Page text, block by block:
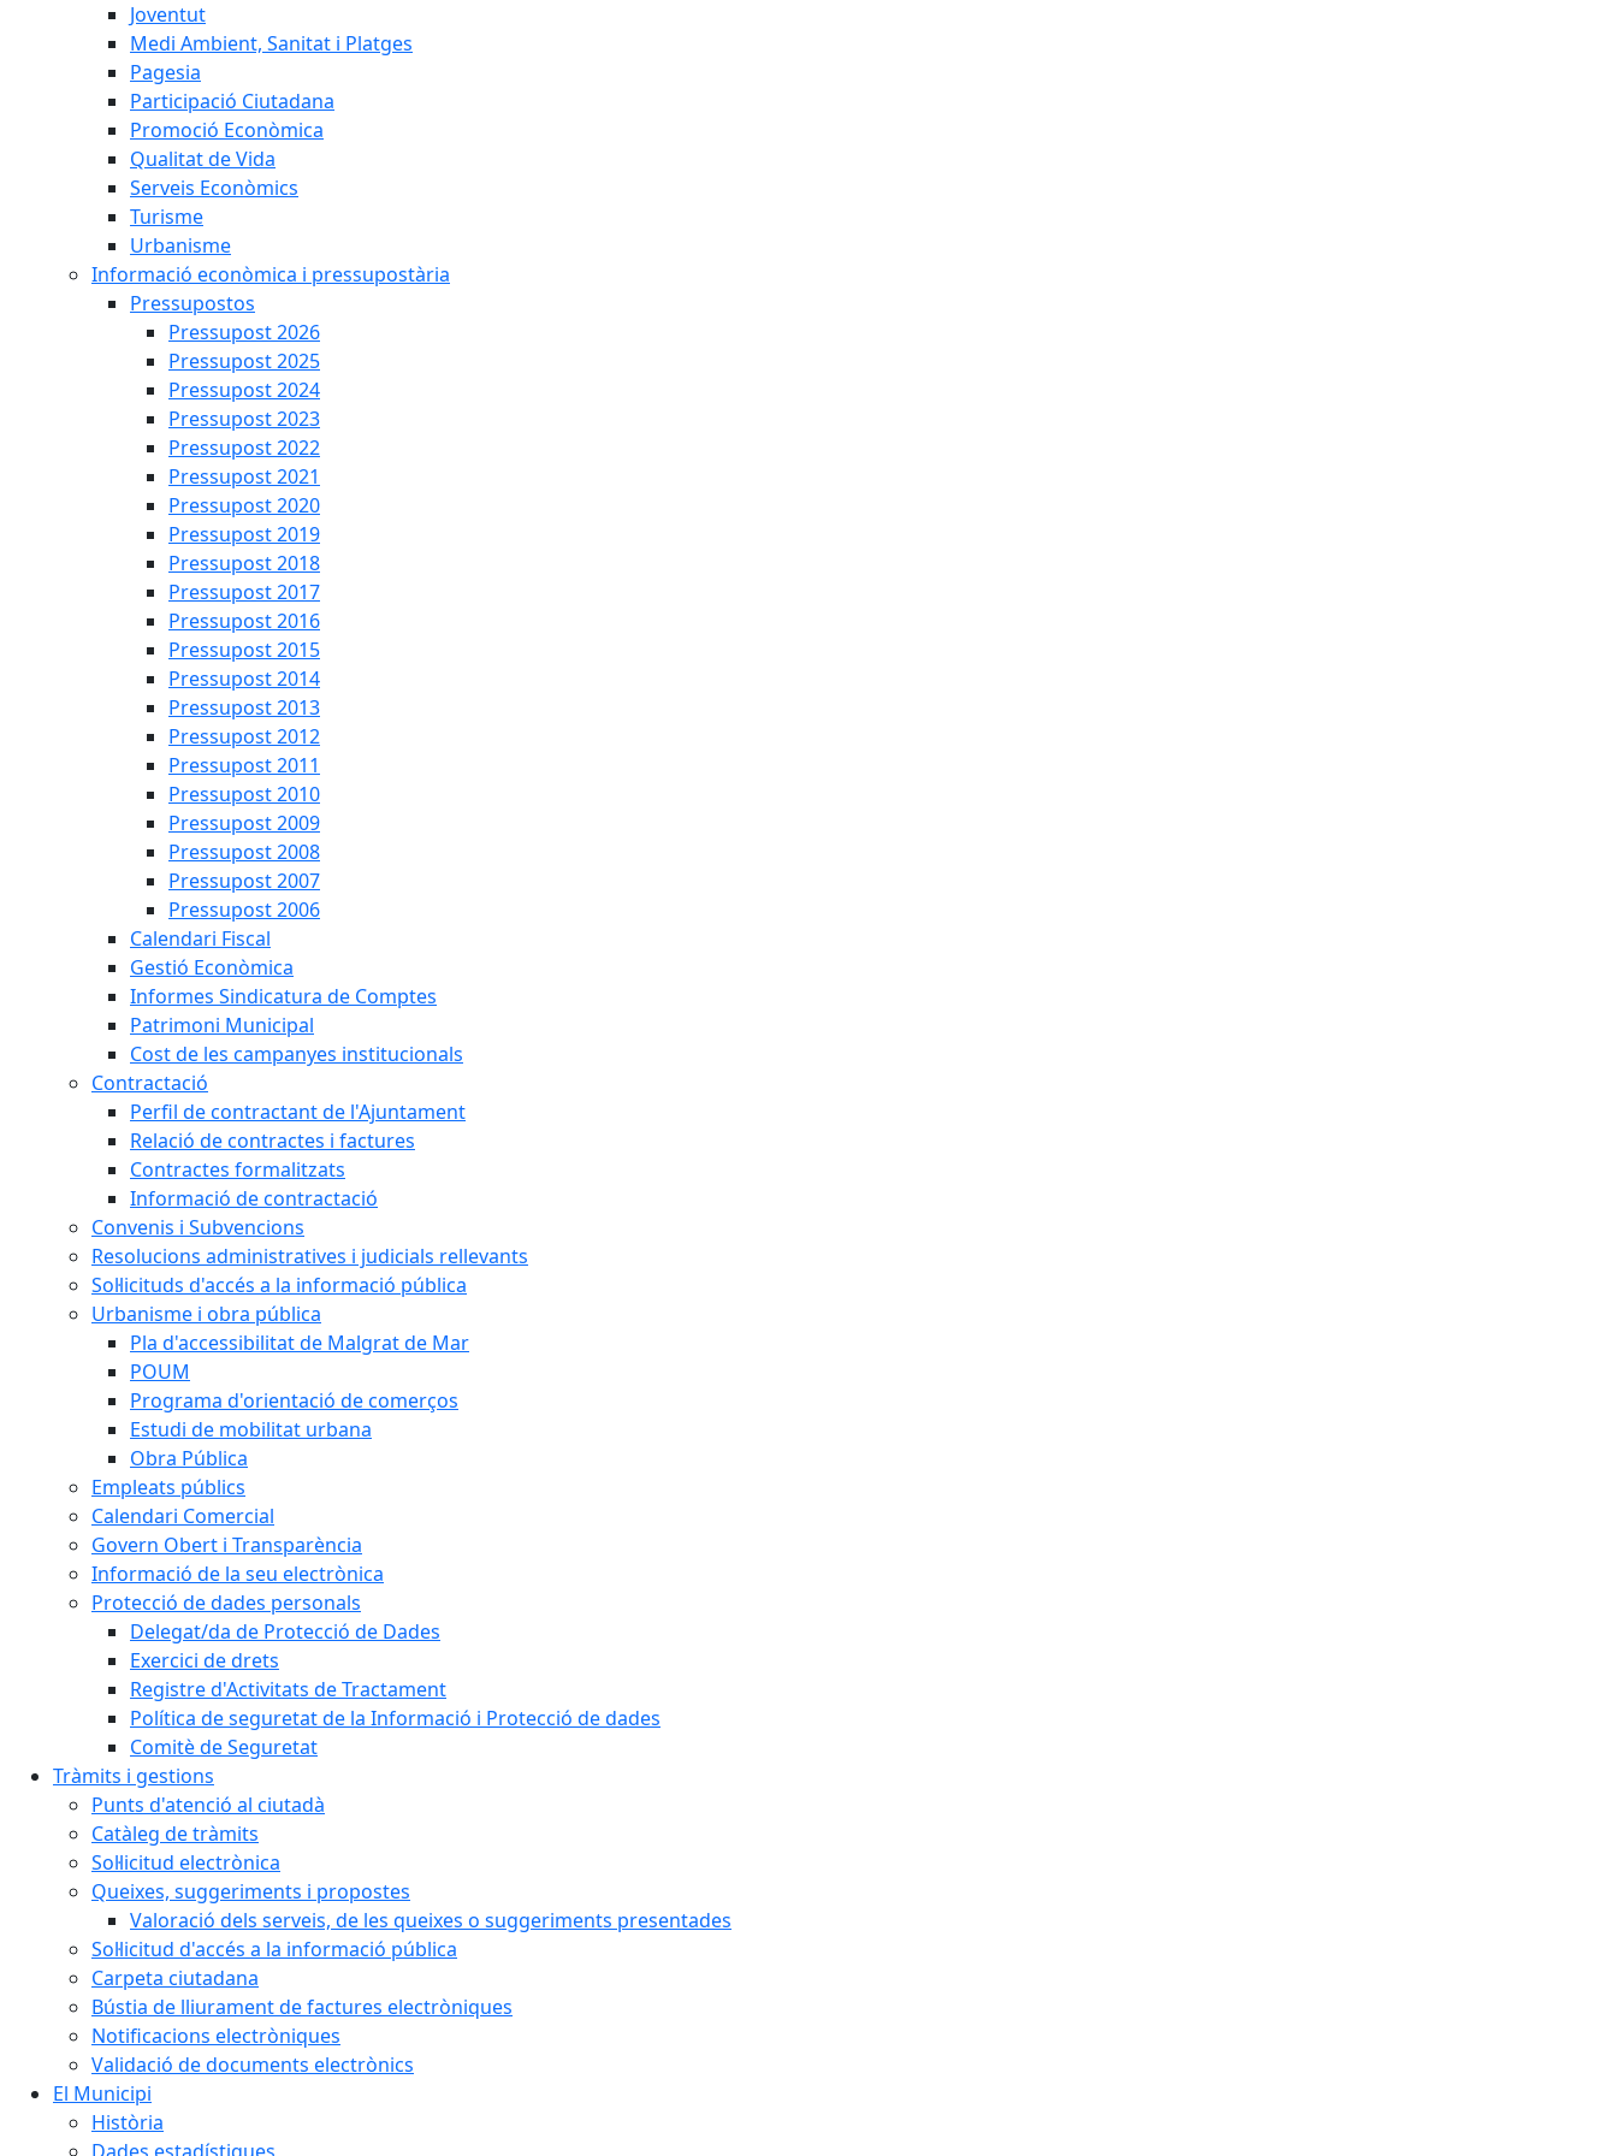
Joventut
Medi Ambient, Sanitat i Platges
Pagesia
Participació Ciutadana
Promoció Econòmica
Qualitat de Vida
Serveis Econòmics
Turisme
Urbanisme
Informació econòmica i pressupostària
Pressupostos
Pressupost 2026
Pressupost 2025
Pressupost 2024
Pressupost 2023
Pressupost 2022
Pressupost 2021
Pressupost 2020
Pressupost 2019
Pressupost 2018
Pressupost 2017
Pressupost 2016
Pressupost 2015
Pressupost 2014
Pressupost 2013
Pressupost 2012
Pressupost 2011
Pressupost 2010
Pressupost 2009
Pressupost 2008
Pressupost 2007
Pressupost 2006
Calendari Fiscal
Gestió Econòmica
Informes Sindicatura de Comptes
Patrimoni Municipal
Cost de les campanyes institucionals
Contractació
Perfil de contractant de l'Ajuntament
Relació de contractes i factures
Contractes formalitzats
Informació de contractació
Convenis i Subvencions
Resolucions administratives i judicials rellevants
Sol·licituds d'accés a la informació pública
Urbanisme i obra pública
Pla d'accessibilitat de Malgrat de Mar
POUM
Programa d'orientació de comerços
Estudi de mobilitat urbana
Obra Pública
Empleats públics
Calendari Comercial
Govern Obert i Transparència
Informació de la seu electrònica
Protecció de dades personals
Delegat/da de Protecció de Dades
Exercici de drets
Registre d'Activitats de Tractament
Política de seguretat de la Informació i Protecció de dades
Comitè de Seguretat
Tràmits i gestions
Punts d'atenció al ciutadà
Catàleg de tràmits
Sol·licitud electrònica
Queixes, suggeriments i propostes
Valoració dels serveis, de les queixes o suggeriments presentades
Sol·licitud d'accés a la informació pública
Carpeta ciutadana
Bústia de lliurament de factures electròniques
Notificacions electròniques
Validació de documents electrònics
El Municipi
Història